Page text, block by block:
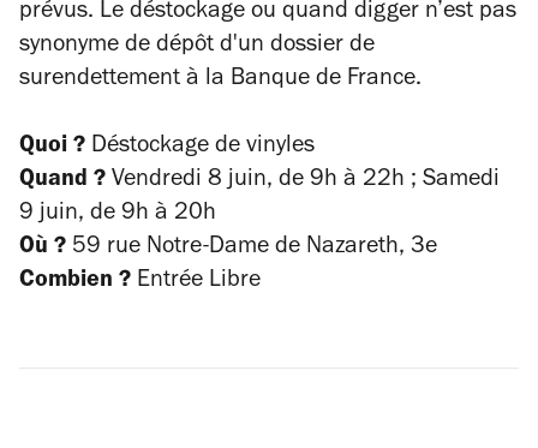
prévus. Le déstockage ou quand digger n’est pas
synonyme de dépôt d'un dossier de
surendettement à la Banque de France.
Quoi ? Déstockage de vinyles
Quand ? Vendredi 8 juin, de 9h à 22h ; Samedi
9 juin, de 9h à 20h
Où ? 59 rue Notre-Dame de Nazareth, 3e
Combien ? Entrée Libre